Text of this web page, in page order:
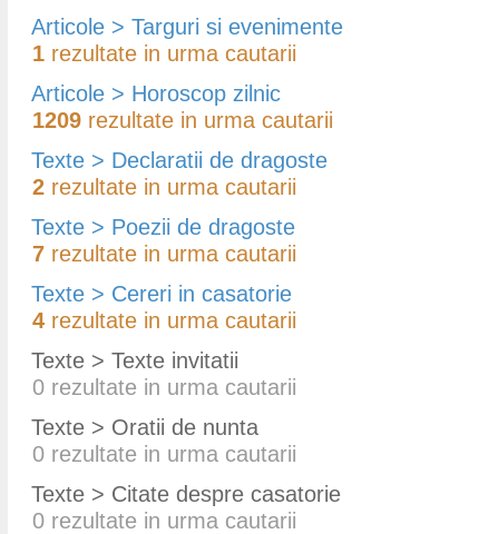
Articole > Targuri si evenimente
1 rezultate in urma cautarii
Articole > Horoscop zilnic
1209 rezultate in urma cautarii
Texte > Declaratii de dragoste
2 rezultate in urma cautarii
Texte > Poezii de dragoste
7 rezultate in urma cautarii
Texte > Cereri in casatorie
4 rezultate in urma cautarii
Texte > Texte invitatii
0 rezultate in urma cautarii
Texte > Oratii de nunta
0 rezultate in urma cautarii
Texte > Citate despre casatorie
0 rezultate in urma cautarii